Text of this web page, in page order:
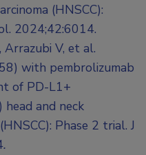
(HNSCC):
2024;42:6014.
Arrazubi V, et al.
with pembrolizumab
of PD-L1+
and neck
Phase 2 trial. J
.